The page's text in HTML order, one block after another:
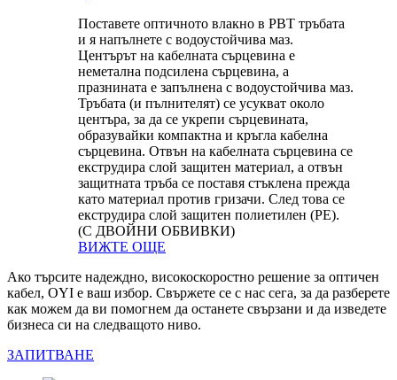
Поставете оптичното влакно в PBT тръбата
и я напълнете с водоустойчива маз.
Центърът на кабелната сърцевина е
неметална подсилена сърцевина, а
празнината е запълнена с водоустойчива маз.
Тръбата (и пълнителят) се усукват около
центъра, за да се укрепи сърцевината,
образувайки компактна и кръгла кабелна
сърцевина. Отвън на кабелната сърцевина се
екструдира слой защитен материал, а отвън
защитната тръба се поставя стъклена прежда
като материал против гризачи. След това се
екструдира слой защитен полиетилен (PE).
(С ДВОЙНИ ОБВИВКИ)
ВИЖТЕ ОЩЕ
Ако търсите надеждно, високоскоростно решение за оптичен
кабел, OYI е ваш избор. Свържете се с нас сега, за да разберете
как можем да ви помогнем да останете свързани и да изведете
бизнеса си на следващото ниво.
ЗАПИТВАНЕ